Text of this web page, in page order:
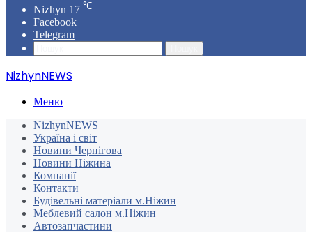
Nizhyn 17 ℃
Facebook
Telegram
NizhynNEWS
Меню
NizhynNEWS
Україна і світ
Новини Чернігова
Новини Ніжина
Компанії
Контакти
Будівельні матеріали м.Ніжин
Меблевий салон м.Ніжин
Автозапчастини